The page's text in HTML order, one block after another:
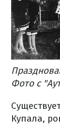
Фото с
Купала,